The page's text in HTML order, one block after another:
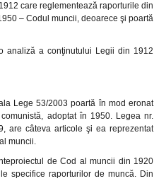
care reglementează raporturile din
– Codul muncii, deoarece şi poartă
analiză a conţinutului Legii din 1912
Lege 53/2003 poartă în mod eronat
adoptat în 1950. Legea nr.
are câteva articole şi ea reprezentat
muncii.
de Cod al muncii din 1920
specifice raporturilor de muncă. Din